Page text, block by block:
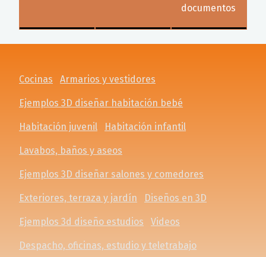
documentos
Cocinas Armarios y vestidores
Ejemplos 3D diseñar habitación bebé
Habitación juvenil Habitación infantil
Lavabos, baños y aseos
Ejemplos 3D diseñar salones y comedores
Exteriores, terraza y jardín Diseños en 3D
Ejemplos 3d diseño estudios Videos
Despacho, oficinas, estudio y teletrabajo